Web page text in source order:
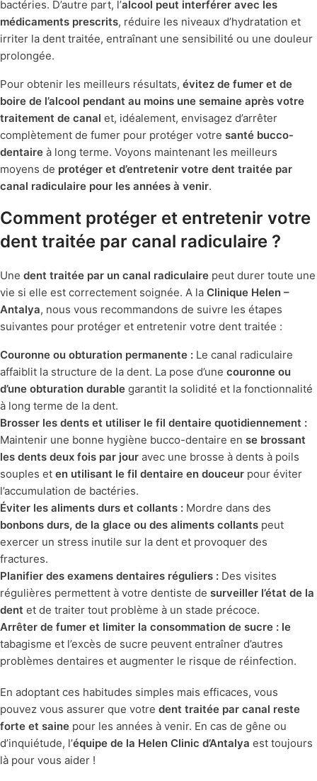
bactéries. D’autre part, l’alcool peut interférer avec les
médicaments prescrits, réduire les niveaux d’hydratation et
irriter la dent traitée, entraînant une sensibilité ou une douleur
prolongée.
Pour obtenir les meilleurs résultats, évitez de fumer et de
boire de l’alcool pendant au moins une semaine après votre
traitement de canal et, idéalement, envisagez d’arrêter
complètement de fumer pour protéger votre santé bucco-
dentaire à long terme. Voyons maintenant les meilleurs
moyens de protéger et d’entretenir votre dent traitée par
canal radiculaire pour les années à venir.
Comment protéger et entretenir votre
dent traitée par canal radiculaire ?
Une dent traitée par un canal radiculaire peut durer toute une
vie si elle est correctement soignée. A la Clinique Helen –
Antalya, nous vous recommandons de suivre les étapes
suivantes pour protéger et entretenir votre dent traitée :
Couronne ou obturation permanente : Le canal radiculaire
affaiblit la structure de la dent. La pose d’une couronne ou
d’une obturation durable garantit la solidité et la fonctionnalité
à long terme de la dent.
Brosser les dents et utiliser le fil dentaire quotidiennement :
Maintenir une bonne hygiène bucco-dentaire en se brossant
les dents deux fois par jour avec une brosse à dents à poils
souples et en utilisant le fil dentaire en douceur pour éviter
l’accumulation de bactéries.
Éviter les aliments durs et collants : Mordre dans des
bonbons durs, de la glace ou des aliments collants peut
exercer un stress inutile sur la dent et provoquer des
fractures.
Planifier des examens dentaires réguliers : Des visites
régulières permettent à votre dentiste de surveiller l’état de la
dent et de traiter tout problème à un stade précoce.
Arrêter de fumer et limiter la consommation de sucre : le
tabagisme et l’excès de sucre peuvent entraîner d’autres
problèmes dentaires et augmenter le risque de réinfection.
En adoptant ces habitudes simples mais efficaces, vous
pouvez vous assurer que votre dent traitée par canal reste
forte et saine pour les années à venir. En cas de gêne ou
d’inquiétude, l’équipe de la Helen Clinic d’Antalya est toujours
là pour vous aider !